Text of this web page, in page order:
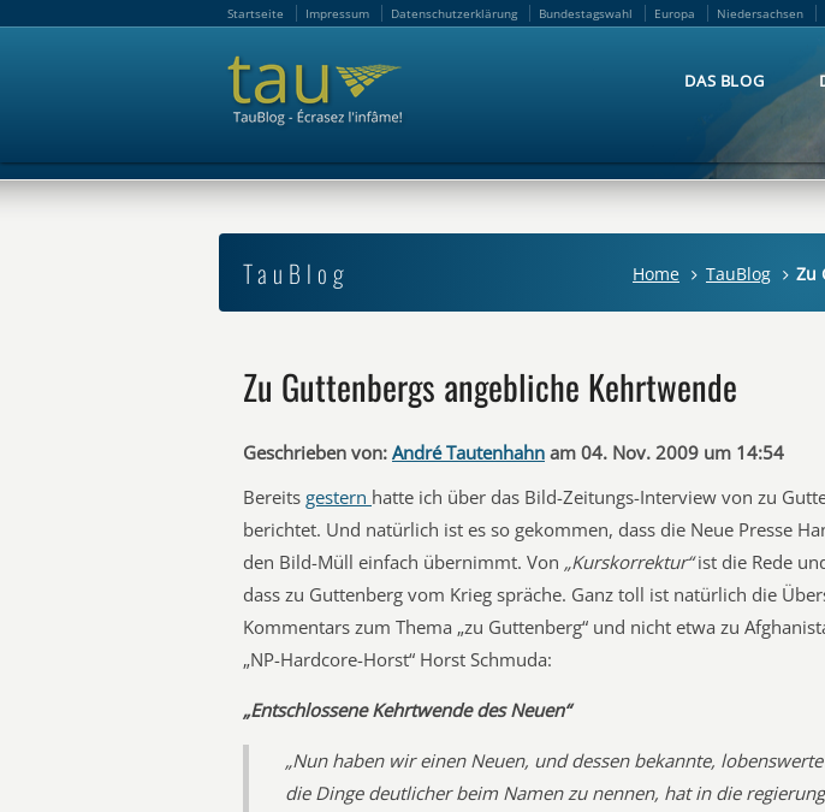
Startseite Impressum Datenschutzerklärung Bundestagswahl Europa Niedersachsen
DAS BLOG
TauBlog Home TauBlog Zu
Zu Guttenbergs angebliche Kehrtwende
Geschrieben von: André Tautenhahn am 04. Nov. 2009 um 14:54
Bereits gestern hatte ich über das Bild-Zeitungs-Interview von zu
berichtet. Und natürlich ist es so gekommen, dass die Neue Presse
den Bild-Müll einfach übernimmt. Von „Kurskorrektur“ist die Rede
dass zu Guttenberg vom Krieg spräche. Ganz toll ist natürlich die
Kommentars zum Thema „zu Guttenberg“ und nicht etwa zu
„NP-Hardcore-Horst“ Horst Schmuda:
„Entschlossene Kehrtwende des Neuen“
„Nun haben wir einen Neuen, und dessen bekannte,
die Dinge deutlicher beim Namen zu nennen, hat in die
Startseite Impressum Datenschutzerklärung Bundestagswahl Europa Niedersachsen
DAS BLOG